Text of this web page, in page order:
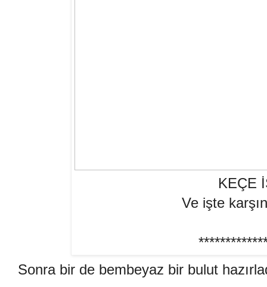
KEÇE
Ve işte
Sonra bir de bembeyaz bir bulut